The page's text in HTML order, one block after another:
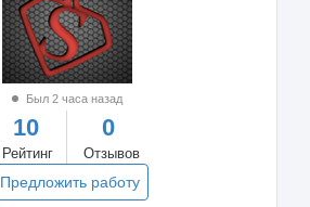
Был 2 часа назад
10
Рейтинг
0
Отзывов
Предложить работу